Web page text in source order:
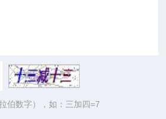
伯数字），如：三加四=7